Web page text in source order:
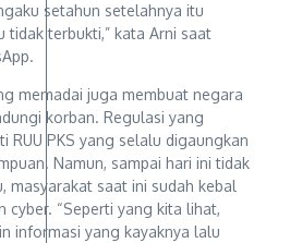
setahun setelahnya itu
tidak terbukti,” kata Arni saat
memadai juga membuat negara
korban. Regulasi yang
RUU PKS yang selalu digaungkan
Namun, sampai hari ini tidak
masyarakat saat ini sudah kebal
cyber. “Seperti yang kita lihat,
informasi yang kayaknya lalu